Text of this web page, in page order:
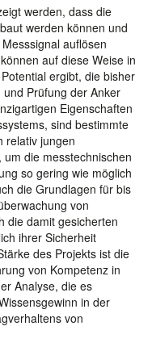
werden, dass die
werden können und
auflösen
auf diese Weise in
ergibt, die bisher
Prüfung der Anker
Eigenschaften
sind bestimmte
relativ jungen
die messtechnischen
so gering wie möglich
die Grundlagen für bis
von
die damit gesicherten
ihrer Sicherheit
des Projekts ist die
von Kompetenz in
Analyse, die es
in der
von